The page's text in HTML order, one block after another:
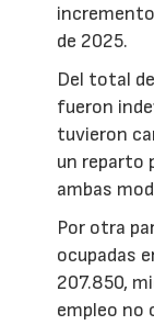
de 2025.
Del total
fueron
tuvieron
un reparto
ambas
Por otra
ocupadas
207.850,
empleo no